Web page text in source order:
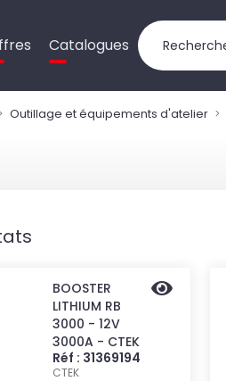
Catalogues
Outillage et équipements d'atelier
BOOSTER
LITHIUM RB
3000 - 12V
3000A - CTEK
Réf : 31369194
CTEK